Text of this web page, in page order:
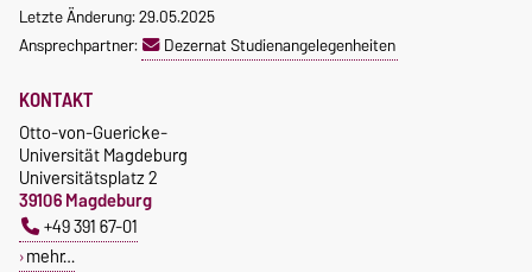
Letzte Änderung: 29.05.2025
Ansprechpartner:
Dezernat Studienangelegenheiten
KONTAKT
Otto-von-Guericke-
Universität Magdeburg
Universitätsplatz 2
39106 Magdeburg
+49 391 67-01
mehr…